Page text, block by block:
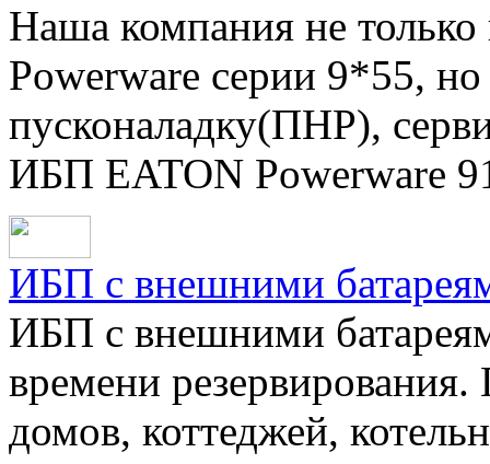
Наша компания не только
Powerware серии 9*55,
пусконаладку(ПНР),
ИБП EATON Powerware
ИБП с внешними
ИБП с внешними
времени
домов, коттеджей,